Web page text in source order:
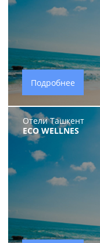
Подробнее
Отели Ташкент
ECO WELLNES